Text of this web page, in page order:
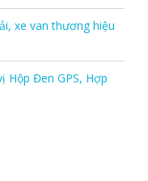
xe van thương hiệu
Hộp Đen GPS, Hợp